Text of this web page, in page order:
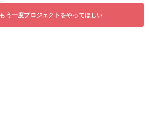
もう一度プロジェクトをやってほしい